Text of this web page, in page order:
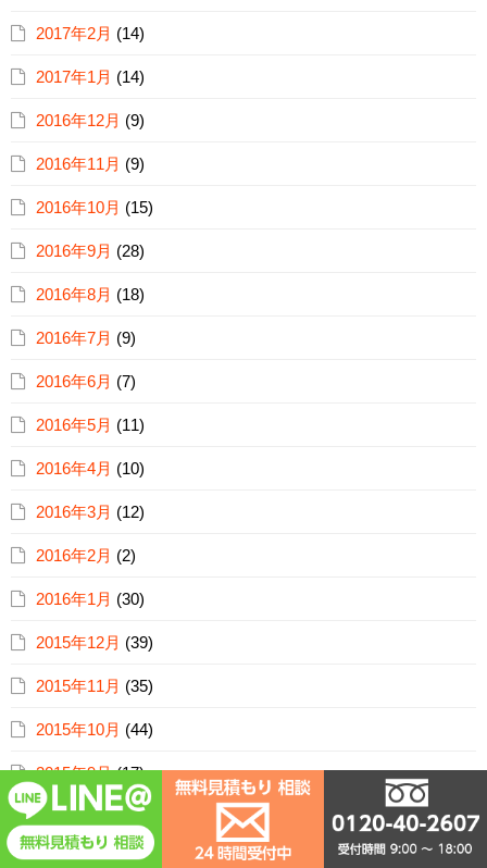
2017年2月 (14)
2017年1月 (14)
2016年12月 (9)
2016年11月 (9)
2016年10月 (15)
2016年9月 (28)
2016年8月 (18)
2016年7月 (9)
2016年6月 (7)
2016年5月 (11)
2016年4月 (10)
2016年3月 (12)
2016年2月 (2)
2016年1月 (30)
2015年12月 (39)
2015年11月 (35)
2015年10月 (44)
2015年9月(17)
2015年8月(16)
2015年7月(5)